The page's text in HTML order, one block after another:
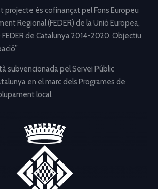
projecte és cofinançat pel Fons Europeu
Regional (FEDER) de la Unió Europea,
FEDER de Catalunya 2014-2020. Objectiu
subvencionada pel Servei Públic
en el marc dels Programes de
local.